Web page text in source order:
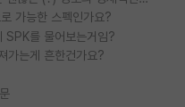
가능한 스펙인가요?
SPK를 물어보는거임?
가는게 흔한건가요?